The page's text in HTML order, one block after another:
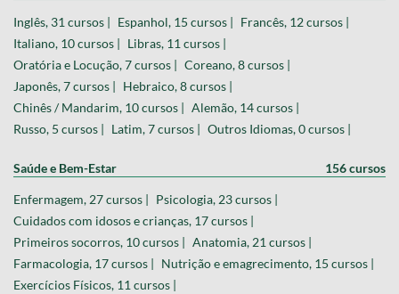
Inglês, 31 cursos | Espanhol, 15 cursos | Francês, 12 cursos |
Italiano, 10 cursos | Libras, 11 cursos |
Oratória e Locução, 7 cursos | Coreano, 8 cursos |
Japonês, 7 cursos | Hebraico, 8 cursos |
Chinês / Mandarim, 10 cursos | Alemão, 14 cursos |
Russo, 5 cursos | Latim, 7 cursos | Outros Idiomas, 0 cursos |
Saúde e Bem-Estar 156 cursos
Enfermagem, 27 cursos | Psicologia, 23 cursos |
Cuidados com idosos e crianças, 17 cursos |
Primeiros socorros, 10 cursos | Anatomia, 21 cursos |
Farmacologia, 17 cursos | Nutrição e emagrecimento, 15 cursos |
Exercícios Físicos, 11 cursos |